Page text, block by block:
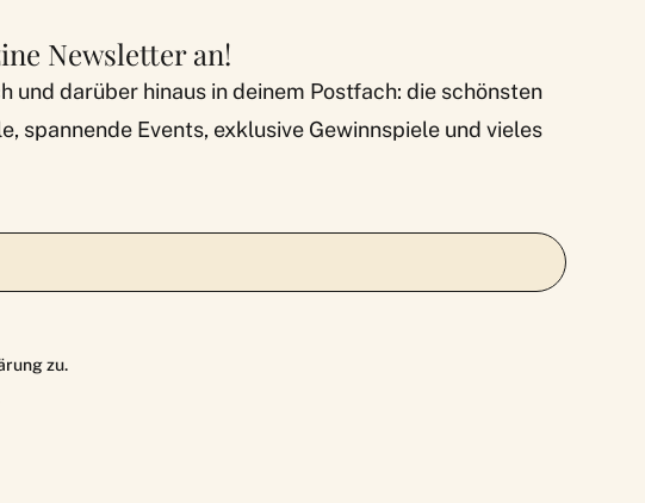
Newsletter an!
und darüber hinaus in deinem Postfach: die schönsten
spannende Events, exklusive Gewinnspiele und vieles
zu.